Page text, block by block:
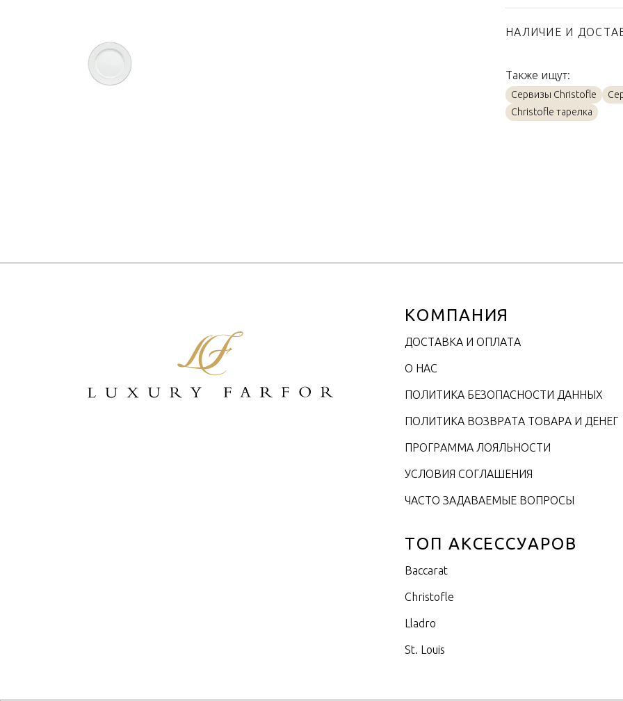
Коллекция
Материал
Объем / Размер
НАЛИЧИЕ И
Также ищут:
Сервизы Christofle
Christofle тарелка
КОМПАНИЯ
ДОСТАВКА И ОПЛАТА
О НАС
ПОЛИТИКА БЕЗОПАСНОСТИ ДАННЫХ
ПОЛИТИКА ВОЗВРАТА ТОВАРА И ДЕНЕГ
ПРОГРАММА ЛОЯЛЬНОСТИ
УСЛОВИЯ СОГЛАШЕНИЯ
ЧАСТО ЗАДАВАЕМЫЕ ВОПРОСЫ
ТОП АКСЕССУАРОВ
Baccarat
Christofle
Lladro
St. Louis